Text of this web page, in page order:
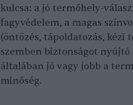
kulcsa: a jó termőhely-
fagyvédelem, a magas
(öntözés, tápoldatozás,
szemben biztonságot
általában jó vagy jobb a
minőség.